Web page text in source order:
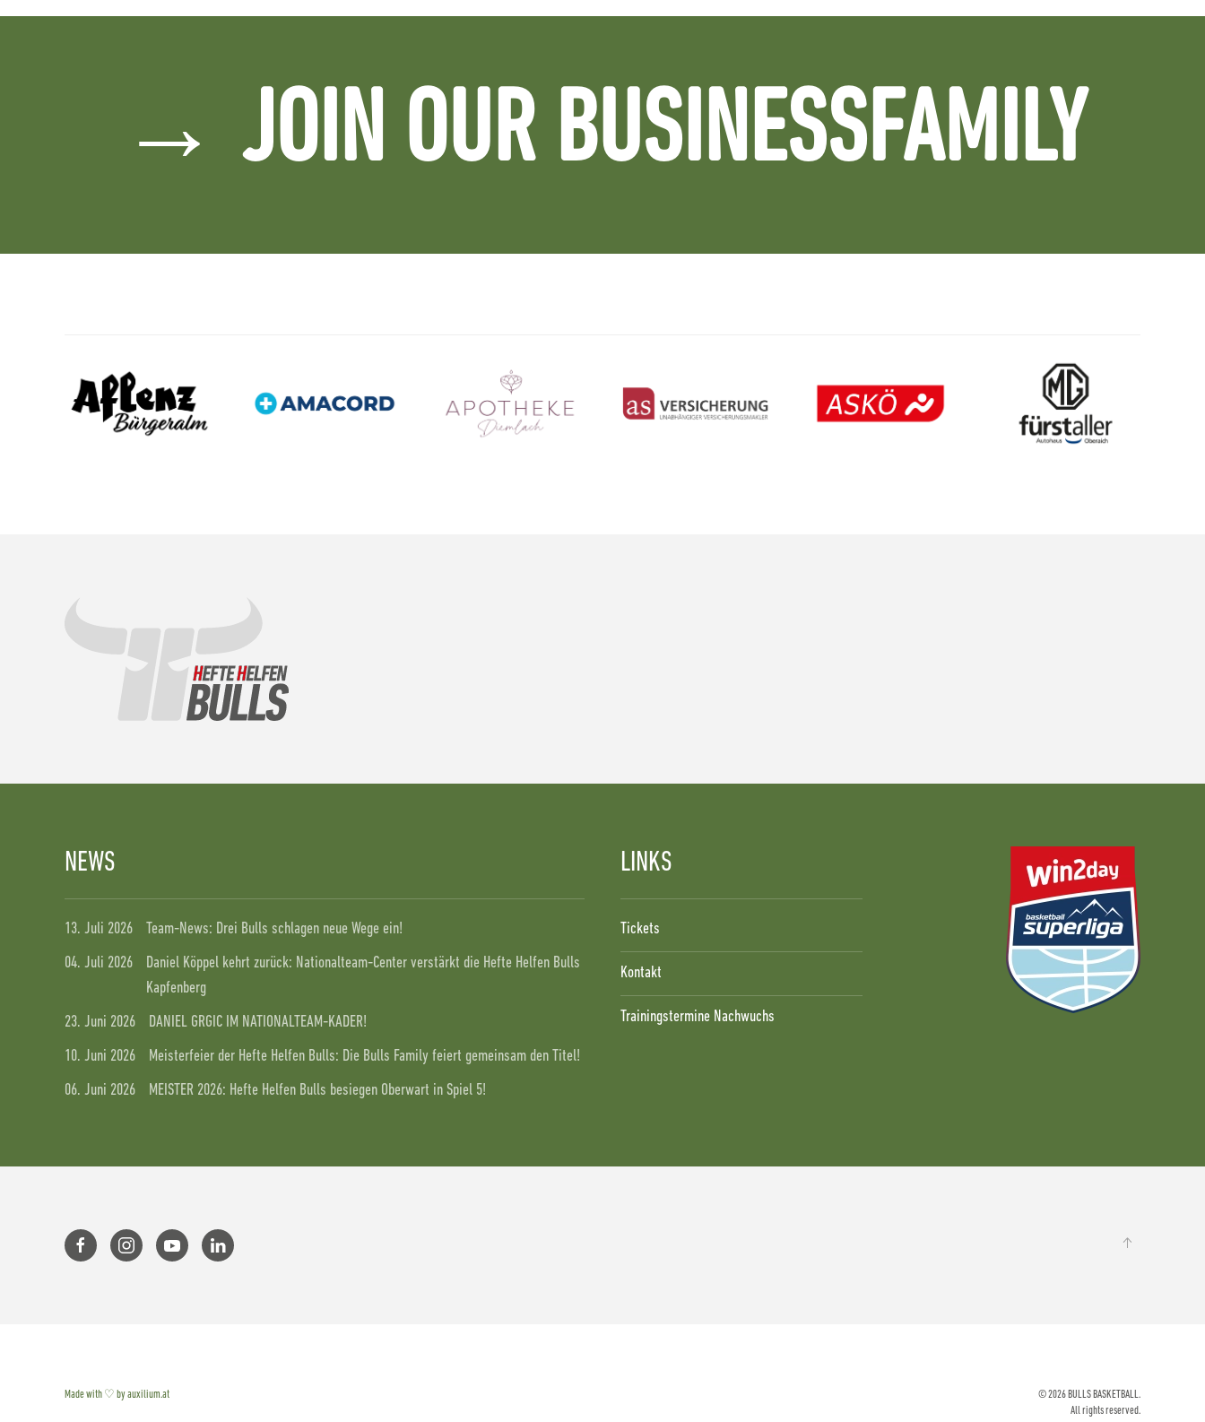
→ JOIN OUR BUSINESSFAMILY
NEWS
13. Juli 2026
Team-News: Drei Bulls schlagen neue Wege ein!
04. Juli 2026
Daniel Köppel kehrt zurück: Nationalteam-Center verstärkt die Hefte Helfen Bulls
Kapfenberg
23. Juni 2026
DANIEL GRGIC IM NATIONALTEAM-KADER!
10. Juni 2026
Meisterfeier der Hefte Helfen Bulls: Die Bulls Family feiert gemeinsam den Titel!
06. Juni 2026
MEISTER 2026: Hefte Helfen Bulls besiegen Oberwart in Spiel 5!
LINKS
Tickets
Kontakt
Trainingstermine Nachwuchs
Made with ♡ by auxilium.at ©2026 BULLS BASKETBALL.
All rights reserved.